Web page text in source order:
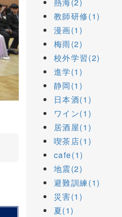
熱海(2)
教師研修(1)
漫画(1)
梅雨(2)
校外学習(2)
進学(1)
静岡(1)
日本酒(1)
ワイン(1)
居酒屋(1)
喫茶店(1)
cafe(1)
地震(2)
避難訓練(1)
災害(1)
夏(1)